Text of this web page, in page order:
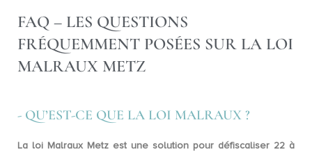
FAQ – LES QUESTIONS
FRÉQUEMMENT POSÉES SUR LA LOI
MALRAUX METZ
- QU’EST-CE QUE LA LOI MALRAUX ?
La loi Malraux Metz est une solution pour défiscaliser 22 à